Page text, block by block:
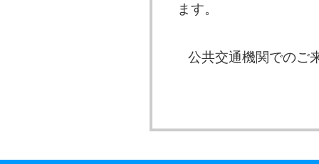
ます。
公共交通機関でのご